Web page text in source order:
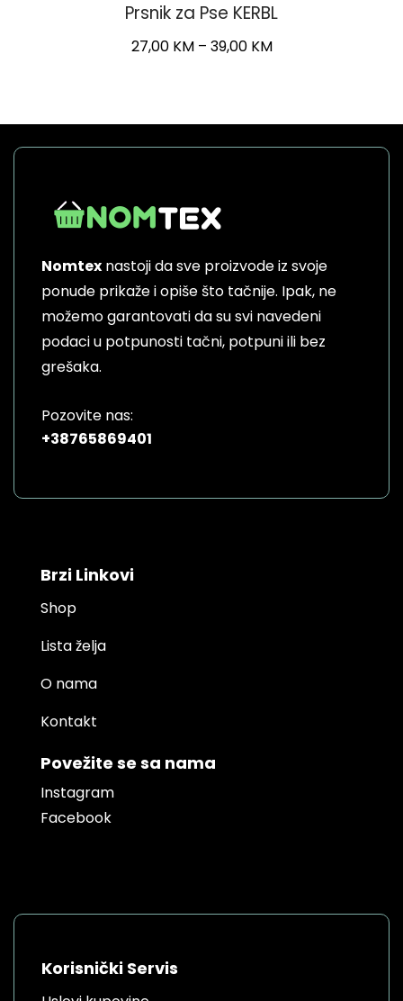
Prsnik za Pse KERBL
27,00 KM – 39,00 KMPrice
options
may
chosen
on
the
product
page
Nomtex nastoji da sve proizvode iz svoje
ponude prikaže i opiše što tačnije. Ipak, ne
možemo garantovati da su svi navedeni
podaci u potpunosti tačni, potpuni ili bez
grešaka.
Pozovite nas:
+38765869401
Brzi Linkovi
Shop
Lista želja
O nama
Kontakt
Povežite se sa nama
Instagram
Facebook
Korisnički Servis